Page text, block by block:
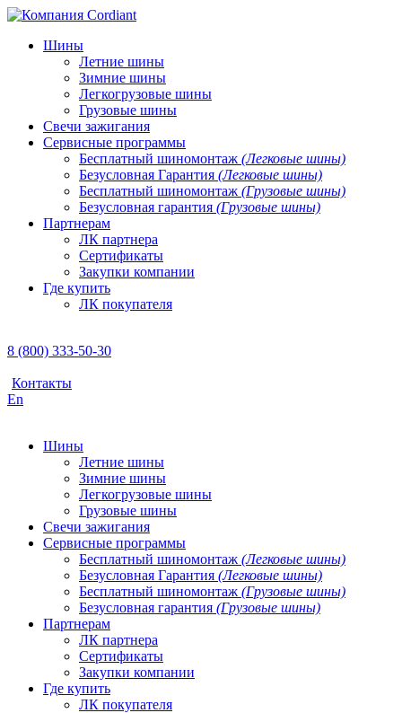
Шины
Летние шины
Зимние шины
Легкогрузовые шины
Грузовые шины
Свечи зажигания
Сервисные программы
Бесплатный шиномонтаж (Легковые шины)
Безусловная Гарантия (Легковые шины)
Бесплатный шиномонтаж (Грузовые шины)
Безусловная гарантия (Грузовые шины)
Партнерам
ЛК партнера
Сертификаты
Закупки компании
Где купить
ЛК покупателя
8 (800) 333-50-30
Контакты
En
Шины
Летние шины
Зимние шины
Легкогрузовые шины
Грузовые шины
Свечи зажигания
Сервисные программы
Бесплатный шиномонтаж (Легковые шины)
Безусловная Гарантия (Легковые шины)
Бесплатный шиномонтаж (Грузовые шины)
Безусловная гарантия (Грузовые шины)
Партнерам
ЛК партнера
Сертификаты
Закупки компании
Где купить
ЛК покупателя